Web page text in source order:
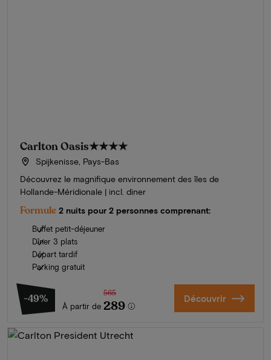
Carlton Oasis★★★★
Spijkenisse, Pays-Bas
Découvrez le magnifique environnement des îles de
Hollande-Méridionale | incl. diner
Formule 2 nuits pour 2 personnes comprenant:
Buffet petit-déjeuner
Dîner 3 plats
Départ tardif
Parking gratuit
-49%
À partir de
565
289 Découvrir